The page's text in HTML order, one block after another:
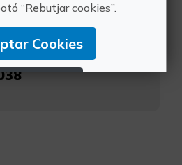
“Rebutjar cookies”.
Cookies
Cookies